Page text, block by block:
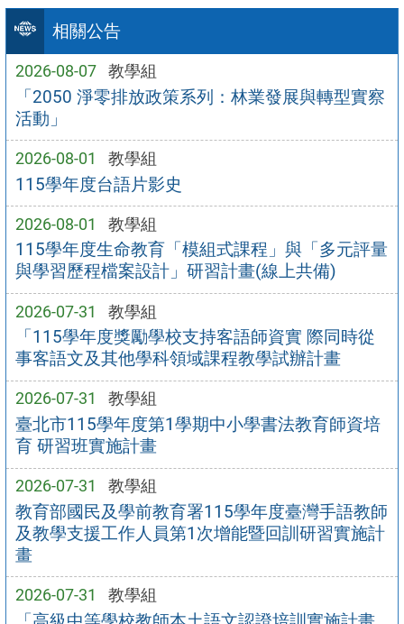
相關公告
2026-08-07 教學組
「2050 淨零排放政策系列：林業發展與轉型實察
活動」
2026-08-01 教學組
115學年度台語片影史
2026-08-01 教學組
115學年度生命教育「模組式課程」與「多元評量
與學習歷程檔案設計」研習計畫(線上共備)
2026-07-31 教學組
「115學年度獎勵學校支持客語師資實 際同時從
事客語文及其他學科領域課程教學試辦計畫
2026-07-31 教學組
臺北市115學年度第1學期中小學書法教育師資培
育 研習班實施計畫
2026-07-31 教學組
教育部國民及學前教育署115學年度臺灣手語教師
及教學支援工作人員第1次增能暨回訓研習實施計
畫
2026-07-31 教學組